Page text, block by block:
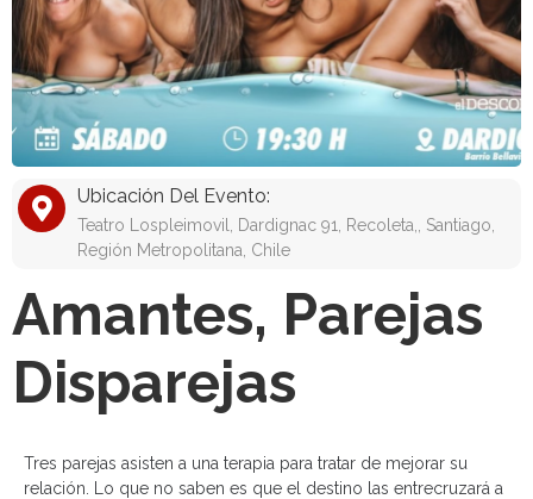
Ubicación Del Evento:
Teatro Lospleimovil, Dardignac 91, Recoleta,, Santiago,
Región Metropolitana, Chile
Amantes, Parejas
Disparejas
Tres parejas asisten a una terapia para tratar de mejorar su
relación. Lo que no saben es que el destino las entrecruzará a